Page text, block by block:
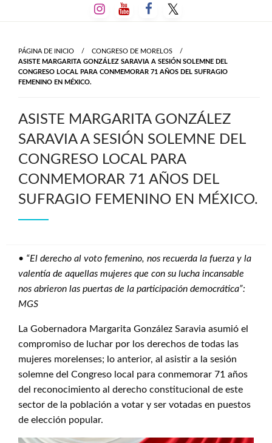
al
PÁGINA DE INICIO
CONGRESO DE MORELOS
ASISTE MARGARITA GONZÁLEZ SARAVIA A SESIÓN SOLEMNE DEL
CONGRESO LOCAL PARA CONMEMORAR 71 AÑOS DEL SUFRAGIO
FEMENINO EN MÉXICO.
ASISTE MARGARITA GONZÁLEZ
SARAVIA A SESIÓN SOLEMNE DEL
CONGRESO LOCAL PARA
CONMEMORAR 71 AÑOS DEL
SUFRAGIO FEMENINO EN MÉXICO.
• “El derecho al voto femenino, nos recuerda la fuerza y la
valentía de aquellas mujeres que con su lucha incansable
nos abrieron las puertas de la participación democrática”:
MGS
La Gobernadora Margarita González Saravia asumió el
compromiso de luchar por los derechos de todas las
mujeres morelenses; lo anterior, al asistir a la sesión
solemne del Congreso local para conmemorar 71 años
del reconocimiento al derecho constitucional de este
sector de la población a votar y ser votadas en puestos
de elección popular.